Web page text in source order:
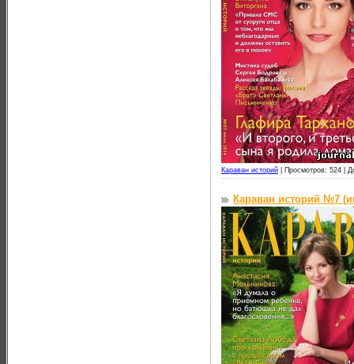
Караван историй Просмотров: 524 |
Караван историй №7